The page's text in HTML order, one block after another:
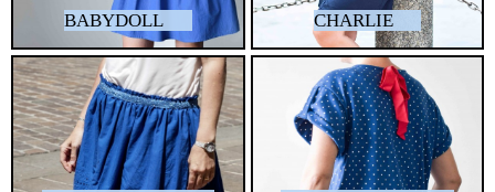
BABYDOLL CHARLIE